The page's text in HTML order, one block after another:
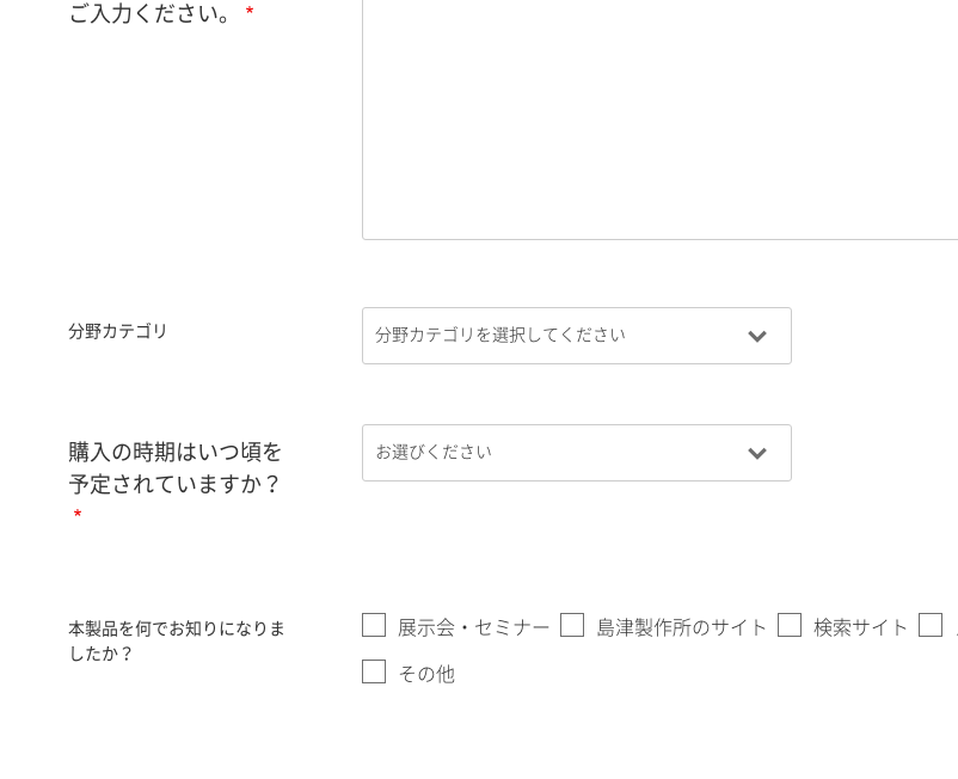
ご入力ください。
分野カテゴリ
購入の時期はいつ頃を
予定されていますか？
本製品を何でお知りになりま
したか？
展示会・セミナー 島津製作所のサイト 検索サイト
その他